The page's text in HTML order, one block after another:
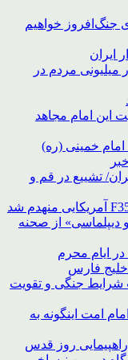
جنگ‌افروز خواهیم
ایران
مردم در
این امام مجاهد
امام خمینی (ره)
13 تیر در تهران/ تشییع در قم و
دیپلماسی» از صحنه
ایام محرم
خلیج فارس
شرایط جنگی و تقویت
امت اینگونه به
روز قدس